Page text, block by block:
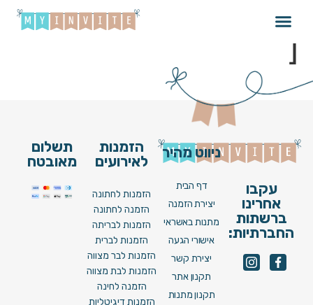
Brit_098_V22 [ Image
]
עקבו
אחרינו
ברשתות
החברתיות:
ניווט מהיר
דף הבית
יצירת הזמנה
מתנות באשראי
אישורי הגעה
יצירת קשר
תקנון אתר
תקנון מתנות
הזמנות
לאירועים
הזמנות לחתונה
הזמנה לחתונה
הזמנות לבריתה
הזמנות לברית
הזמנות לבר מצווה
הזמנות לבת מצווה
הזמנה לחינה
הזמנות דיגיטליות
תשלום
מאובטח